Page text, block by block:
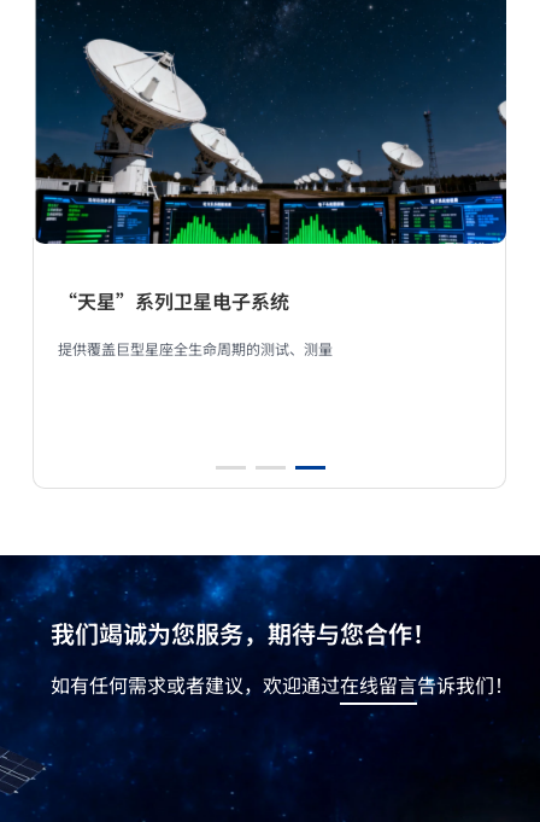
“天星”系列卫星电子系统
提供覆盖巨型星座全生命周期的测试、测量
我们竭诚为您服务，期待与您合作！
如有任何需求或者建议，欢迎通过在线留言告诉我们！